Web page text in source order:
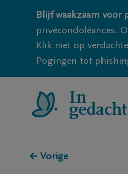
Blijf waakzaam
privécondoléances.
Klik niet op
Pogingen tot
← Vorige